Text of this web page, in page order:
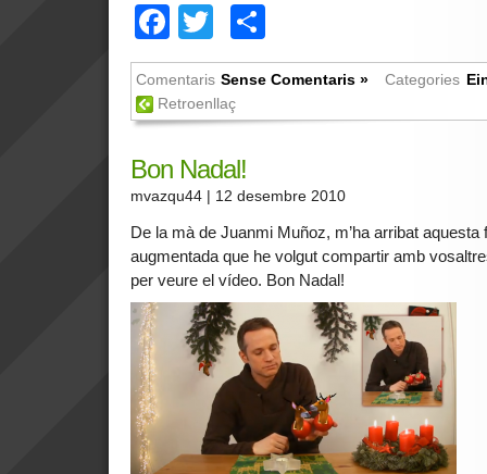
Facebook
Twitter
Comentaris Sense Comentaris » Categories
Retroenllaç
Bon Nadal!
mvazqu44 | 12 desembre 2010
De la mà de Juanmi Muñoz, m’ha arribat aquesta
augmentada que he volgut compartir amb
per veure el vídeo. Bon Nadal!